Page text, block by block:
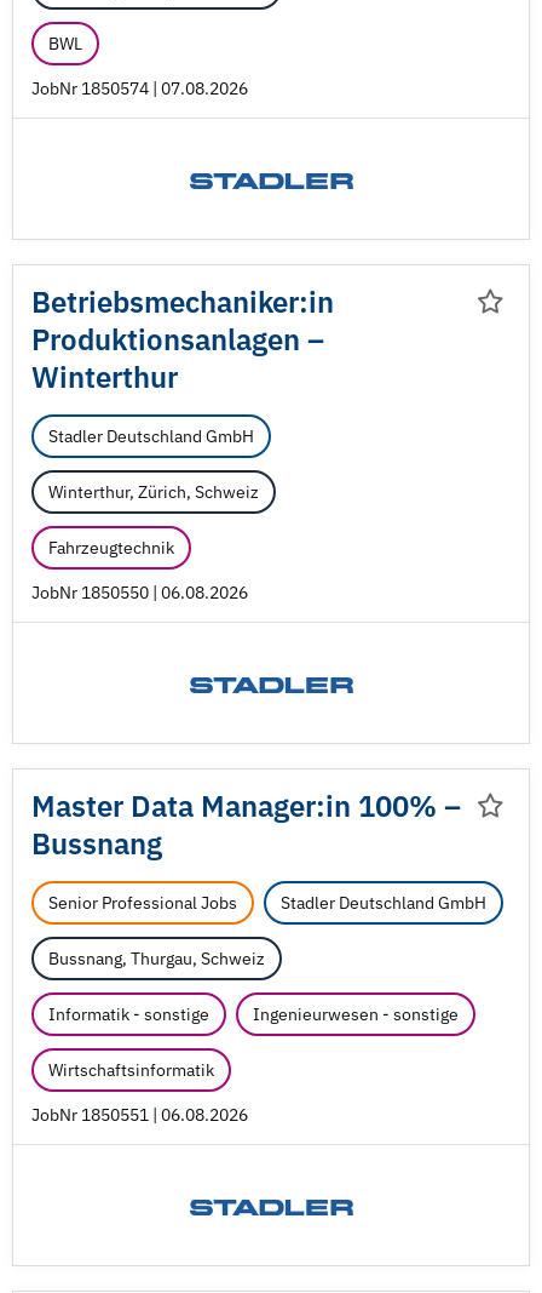
BWL
JobNr 1850574 | 07.08.2026
Betriebsmechaniker:in
Produktionsanlagen –
Winterthur
Stadler Deutschland GmbH
Winterthur, Zürich, Schweiz
Fahrzeugtechnik
JobNr 1850550 | 06.08.2026
Master Data Manager:in 100% –
Bussnang
Senior Professional Jobs Stadler Deutschland GmbH
Bussnang, Thurgau, Schweiz
Informatik - sonstige Ingenieurwesen - sonstige
Wirtschaftsinformatik
JobNr 1850551 | 06.08.2026